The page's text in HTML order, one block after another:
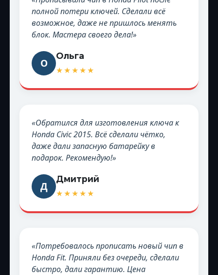
полной потери ключей. Сделали всё
возможное, даже не пришлось менять
блок. Мастера своего дела!»
О
Ольга
★★★★★
«Обратился для изготовления ключа к
Honda Civic 2015. Всё сделали чётко,
даже дали запасную батарейку в
подарок. Рекомендую!»
Д
Дмитрий
★★★★★
«Потребовалось прописать новый чип в
Honda Fit. Приняли без очереди, сделали
быстро, дали гарантию. Цена